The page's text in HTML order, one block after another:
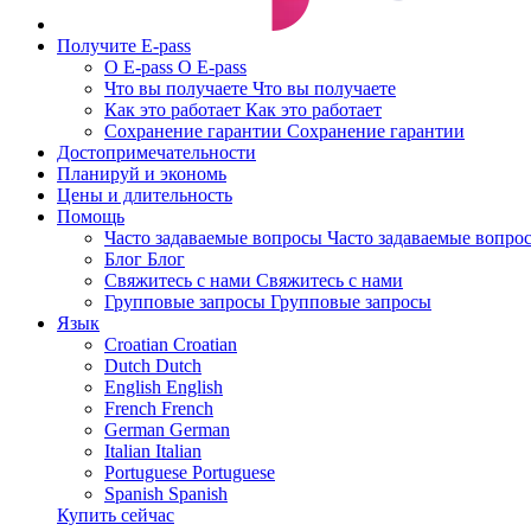
Получите E-pass
О E-pass О E-pass
Что вы получаете Что вы получаете
Как это работает Как это работает
Сохранение гарантии Сохранение гарантии
Достопримечательности
Планируй и экономь
Цены и длительность
Помощь
Часто задаваемые вопросы Часто задаваемые
Блог Блог
Свяжитесь с нами Свяжитесь с нами
Групповые запросы Групповые запросы
Язык
Croatian Croatian
Dutch Dutch
English English
French French
German German
Italian Italian
Portuguese Portuguese
Spanish Spanish
Купить сейчас